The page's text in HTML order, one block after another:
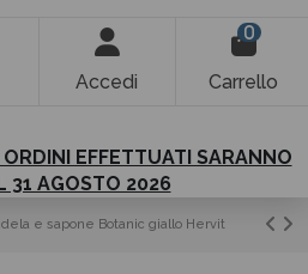
Accedi
0
Carrello
ORDINI EFFETTUATI SARANNO
31 AGOSTO 2026
e sapone Botanic giallo Hervit